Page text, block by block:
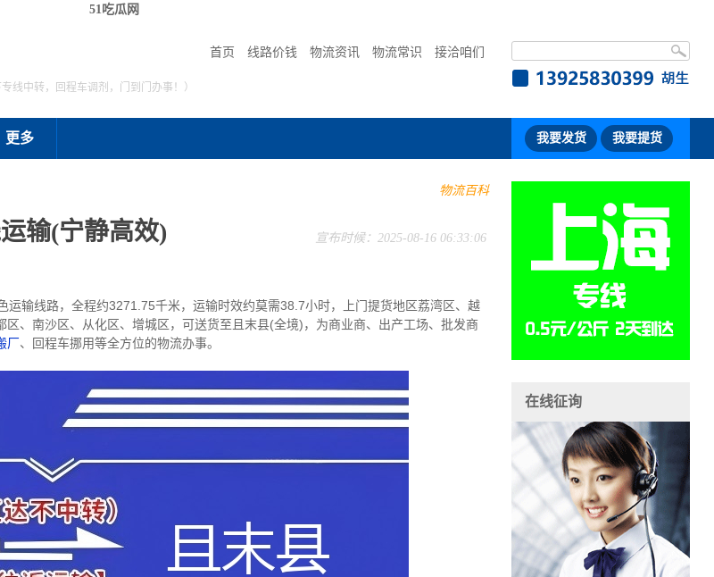
51吃瓜网
首页 线路价钱 物流资讯 物流常识 接洽咱们
线中转，回程车调剂，门到门办事！）
更多 我要发货 我要提货
物流百科
输(宁静高效) 宣布时候：2025-08-16 06:33:06
输线路，全程约3271.75千米，运输时效约莫需38.7小时，上门提货地区荔湾区、越
、南沙区、从化区、增城区，可送货至且末县(全境)，为商业商、出产工场、批发商
厂、回程车挪用等全方位的物流办事。
在线征询